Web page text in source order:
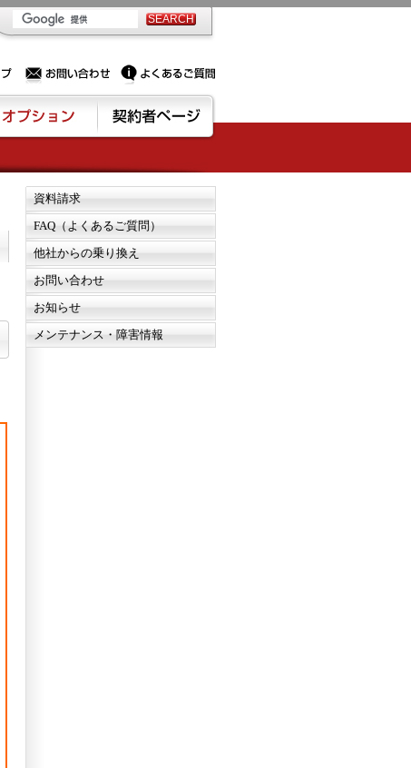
資料請求
FAQ（よくあるご質問）
他社からの乗り換え
お問い合わせ
お知らせ
メンテナンス・障害情報